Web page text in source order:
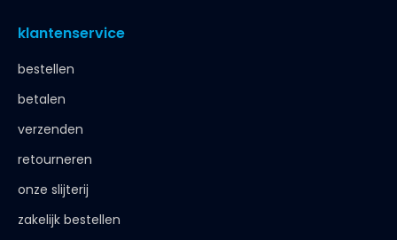
klantenservice
bestellen
betalen
verzenden
retourneren
onze slijterij
zakelijk bestellen